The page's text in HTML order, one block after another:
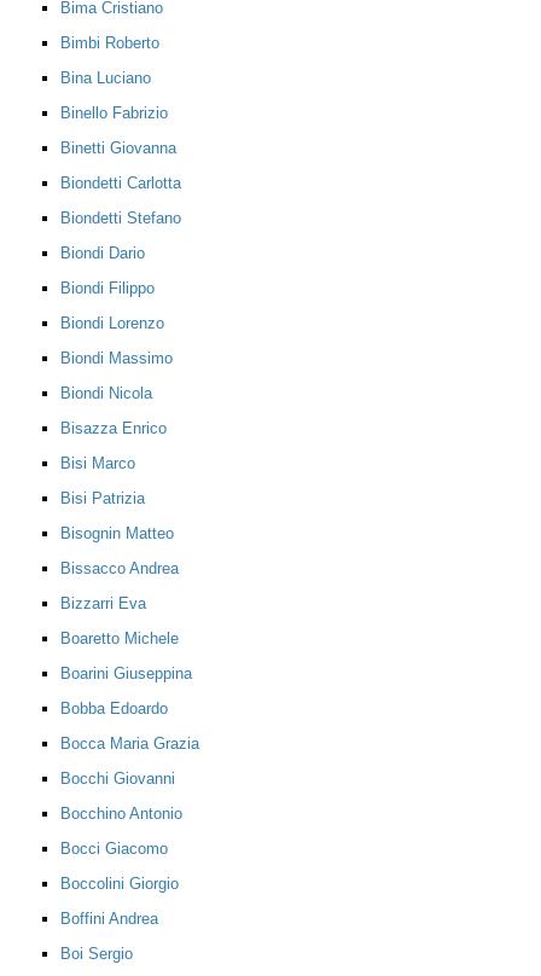
Bima Cristiano
Bimbi Roberto
Bina Luciano
Binello Fabrizio
Binetti Giovanna
Biondetti Carlotta
Biondetti Stefano
Biondi Dario
Biondi Filippo
Biondi Lorenzo
Biondi Massimo
Biondi Nicola
Bisazza Enrico
Bisi Marco
Bisi Patrizia
Bisognin Matteo
Bissacco Andrea
Bizzarri Eva
Boaretto Michele
Boarini Giuseppina
Bobba Edoardo
Bocca Maria Grazia
Bocchi Giovanni
Bocchino Antonio
Bocci Giacomo
Boccolini Giorgio
Boffini Andrea
Boi Sergio